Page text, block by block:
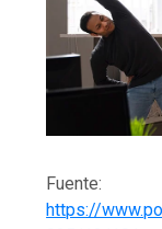
Fuente:
https://